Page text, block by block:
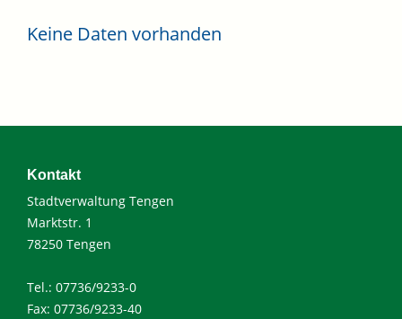
Keine Daten vorhanden
Kontakt
Stadtverwaltung Tengen
Marktstr. 1
78250 Tengen
Tel.: 07736/9233-0
Fax: 07736/9233-40